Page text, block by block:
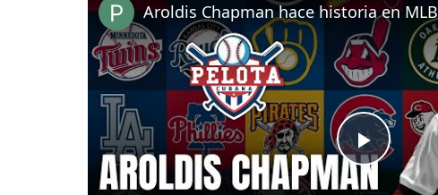
Play
Aroldis Chapman hace historia en MLB